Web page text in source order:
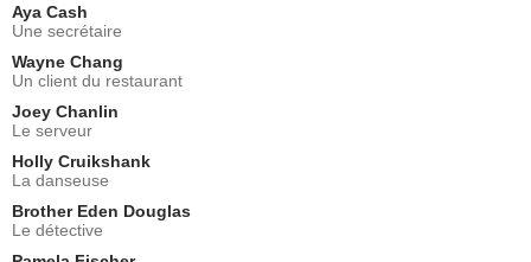
Aya Cash
Une secrétaire
Wayne Chang
Un client du restaurant
Joey Chanlin
Le serveur
Holly Cruikshank
La danseuse
Brother Eden Douglas
Le détective